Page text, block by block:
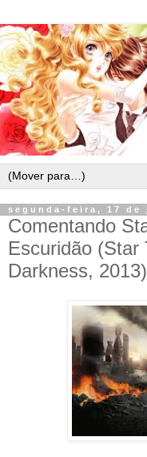
segunda-feira, 17 de
Comentando
Escuridão (Star
Darkness, 2013)